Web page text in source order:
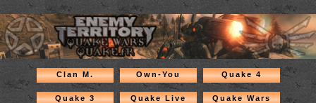
Clan M. Own-You Quake 4
Quake 3 Quake Live Quake Wars